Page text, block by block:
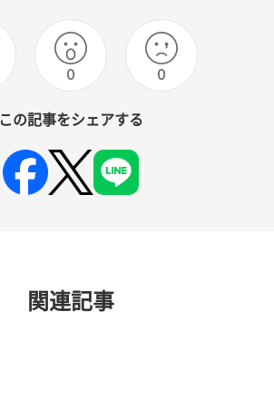
0 0
この記事をシェアする
関連記事